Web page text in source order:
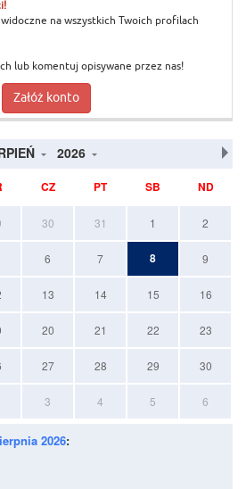
widoczne na wszystkich Twoich profilach
lub komentuj opisywane przez nas!
Załóż konto
2026
CZ PT SB ND
30 31 1 2
6 7 8 9
13 14 15 16
20 21 22 23
27 28 29 30
3 4 5 6
2026: